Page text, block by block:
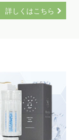
詳しくはこちら